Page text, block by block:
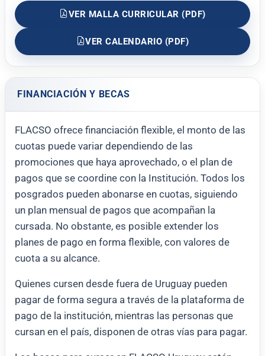
VER MALLA CURRICULAR (PDF)
VER CALENDARIO (PDF)
FINANCIACIÓN Y BECAS
FLACSO ofrece financiación flexible, el monto de las
cuotas puede variar dependiendo de las
promociones que haya aprovechado, o el plan de
pagos que se coordine con la Institución. Todos los
posgrados pueden abonarse en cuotas, siguiendo
un plan mensual de pagos que acompañan la
cursada. No obstante, es posible extender los
planes de pago en forma flexible, con valores de
cuota a su alcance.
Quienes cursen desde fuera de Uruguay pueden
pagar de forma segura a través de la plataforma de
pago de la institución, mientras las personas que
cursan en el país, disponen de otras vías para pagar.